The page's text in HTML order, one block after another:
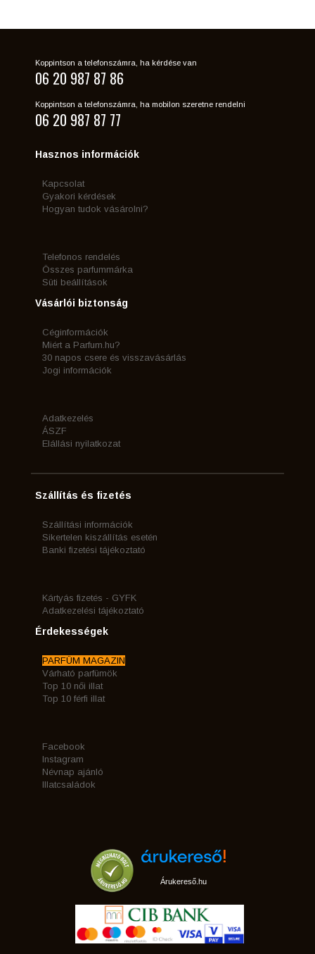
Koppintson a telefonszámra, ha kérdése van
06 20 987 87 86
Koppintson a telefonszámra, ha mobilon szeretne rendelni
06 20 987 87 77
Hasznos információk
Kapcsolat
Gyakori kérdések
Hogyan tudok vásárolni?
Telefonos rendelés
Összes parfummárka
Süti beállítások
Vásárlói biztonság
Céginformációk
Miért a Parfum.hu?
30 napos csere és visszavásárlás
Jogi információk
Adatkezelés
ÁSZF
Elállási nyilatkozat
Szállítás és fizetés
Szállítási információk
Sikertelen kiszállítás esetén
Banki fizetési tájékoztató
Kártyás fizetés - GYFK
Adatkezelési tájékoztató
Érdekességek
PARFÜM MAGAZIN
Várható parfümök
Top 10 női illat
Top 10 férfi illat
Facebook
Instagram
Névnap ajánló
Illatcsaládok
Árukereső.hu